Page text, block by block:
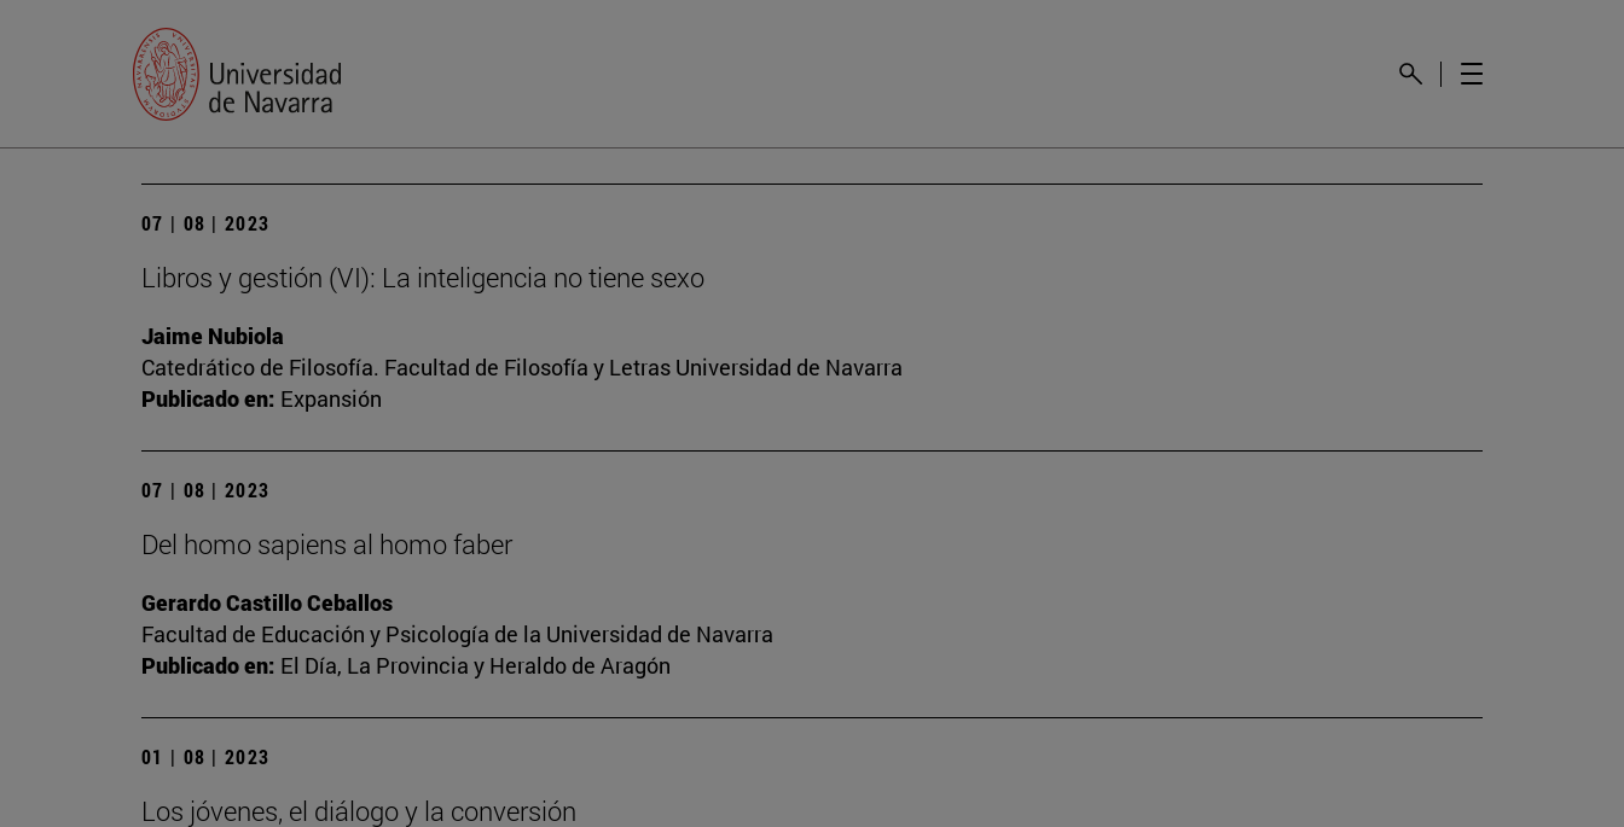
07 | 08 | 2023
Libros y gestión (VI): La inteligencia no tiene sexo
Jaime Nubiola
Catedrático de Filosofía. Facultad de Filosofía y Letras Universidad de Navarra
Publicado en: Expansión
07 | 08 | 2023
Del homo sapiens al homo faber
Gerardo Castillo Ceballos
Facultad de Educación y Psicología de la Universidad de Navarra
Publicado en: El Día, La Provincia y Heraldo de Aragón
01 | 08 | 2023
Los jóvenes, el diálogo y la conversión